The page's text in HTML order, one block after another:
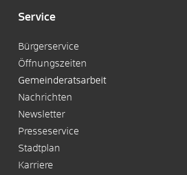
Service
Bürgerservice
Öffnungszeiten
Gemeinderatsarbeit
Nachrichten
Newsletter
Presseservice
Stadtplan
Karriere